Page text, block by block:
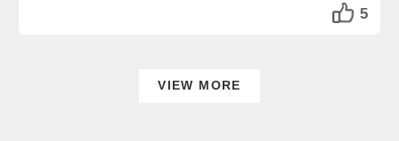
5
VIEW MORE